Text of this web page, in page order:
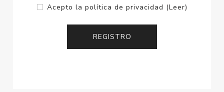
Acepto la política de privacidad (Leer)